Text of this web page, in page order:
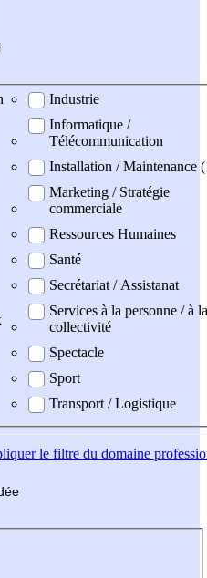
Industrie
Informatique /
Télécommunication
Installation / Maintenance
Marketing / Stratégie
commerciale
Ressources Humaines
Santé
Secrétariat / Assistanat
Services à la personne / à la
collectivité
Spectacle
Sport
Transport / Logistique
le filtre du domaine